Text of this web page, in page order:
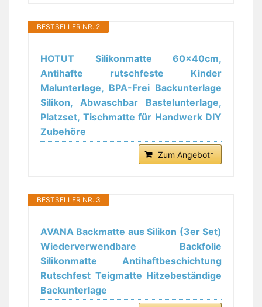
BESTSELLER NR. 2
HOTUT Silikonmatte 60x40cm,
Antihafte rutschfeste Kinder
Malunterlage, BPA-Frei Backunterlage
Silikon, Abwaschbar Bastelunterlage,
Platzset, Tischmatte für Handwerk DIY
Zubehöre
Zum Angebot*
BESTSELLER NR. 3
AVANA Backmatte aus Silikon (3er Set)
Wiederverwendbare Backfolie
Silikonmatte Antihaftbeschichtung
Rutschfest Teigmatte Hitzebeständige
Backunterlage